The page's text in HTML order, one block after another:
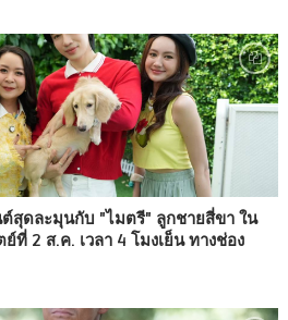
สุดละมุนกับ "ไมตรี" ลูกชายสี่ขา ใน
ที่ 2 ส.ค. เวลา 4 โมงเย็น ทางช่อง